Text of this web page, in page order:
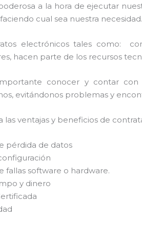
a la hora de ejecutar
cual sea nuestra necesidad.
electrónicos tales como:
hacen parte de los recursos
conocer y contar
evitándonos problemas y
las ventajas y beneficios de
pérdida de datos
fallas software o hardware.
y dinero